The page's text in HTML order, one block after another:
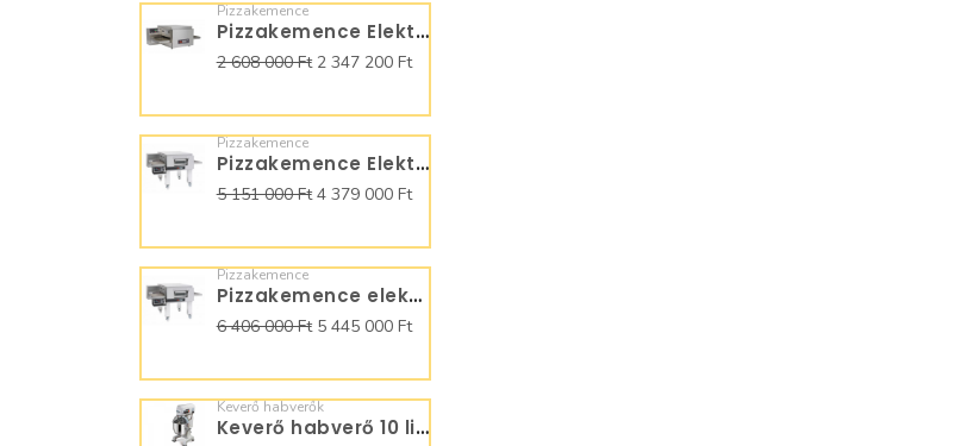
Pizzakemence
Pizzakemence Elektromos Moretti Forni futószalagos T64E
2 608 000 Ft2 347 200 Ft
Pizzakemence
Pizzakemence Elektromos Moretti Forni futószalagos T75E
5 151 000 Ft4 379 000 Ft
Pizzakemence
Pizzakemence elektromos Moretti Forni futószalagos T96E
6 406 000 Ft5 445 000 Ft
Keverő habverők
Keverő habverő 10 literes B10